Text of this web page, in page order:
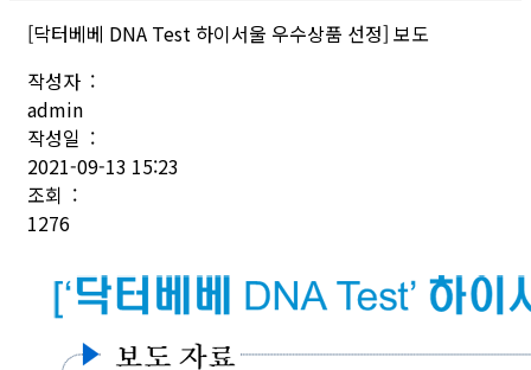
[닥터베베 DNA Test 하이서울 우수상품 선정] 보도
작성자 :
admin
작성일 :
2021-09-13 15:23
조회 :
1276